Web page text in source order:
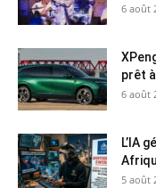
6 août
prêt
6 août
L’IA
5 août